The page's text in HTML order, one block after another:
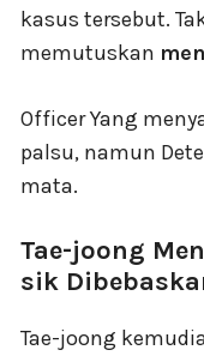
kasus tersebut.
memutuskan
Officer Yang
palsu, namun
mata.
Tae-joong
sik
Tae-joong